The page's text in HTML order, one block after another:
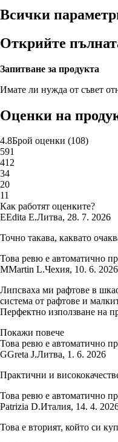
Всички
Открийте
Запитване за продукта
Имате ли нужда от съвет
Оценки на
4.8Брой оценки (108)
591
412
34
20
11
Как работят оценките?
EEdita E.Литва, 28. 7. 2026
Точно такава, каквато
Това ревю е автоматично
MMartin L.Чехия, 10. 6. 2026
Липсваха ми рафтове в
система от рафтове и
Перфектно използване на
Покажи повече
Това ревю е автоматично
GGreta J.Литва, 1. 6. 2026
Практични и
Това ревю е автоматично
Patrizia D.Италия, 14. 4.
Това е вторият, който си